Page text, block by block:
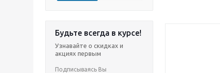
Отопление помещений
Будьте всегда в курсе!
Узнавайте о скидках и
акциях первым
Подписываясь Вы